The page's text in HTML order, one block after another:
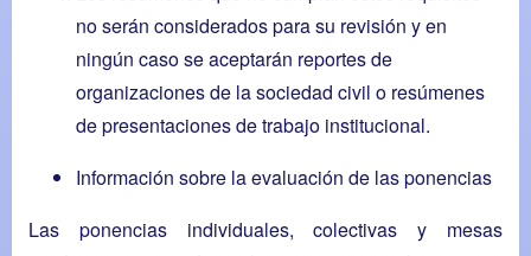
no serán considerados para su revisión y en
ningún caso se aceptarán reportes de
organizaciones de la sociedad civil o resúmenes
de presentaciones de trabajo institucional.
Información sobre la evaluación de las ponencias
Las ponencias individuales, colectivas y mesas